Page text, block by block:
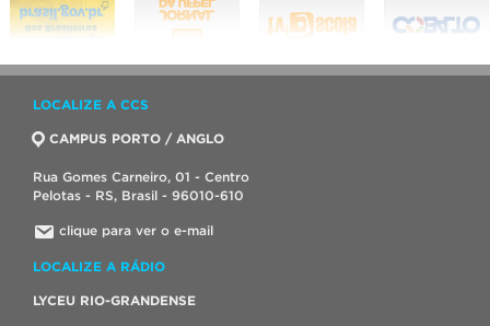
LOCALIZE A CCS
CAMPUS PORTO / ANGLO
Rua Gomes Carneiro, 01 - Centro
Pelotas - RS, Brasil - 96010-610
clique para ver o e-mail
LOCALIZE A RÁDIO
LYCEU RIO-GRANDENSE